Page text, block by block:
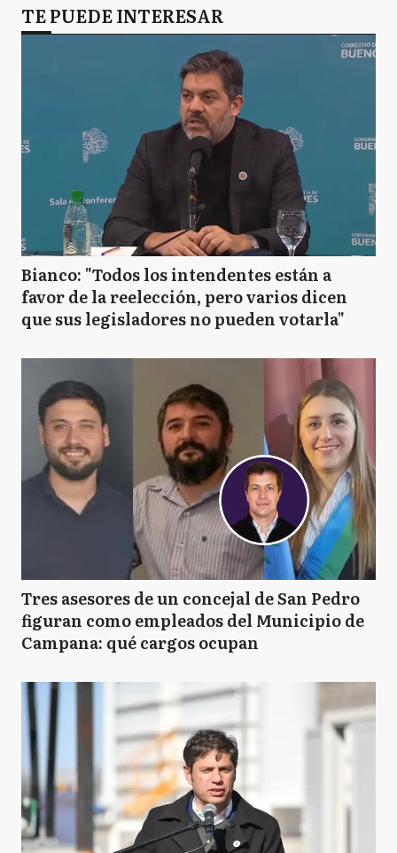
TE PUEDE INTERESAR
Bianco: "Todos los intendentes están a
favor de la reelección, pero varios dicen
que sus legisladores no pueden votarla"
Tres asesores de un concejal de San Pedro
figuran como empleados del Municipio de
Campana: qué cargos ocupan